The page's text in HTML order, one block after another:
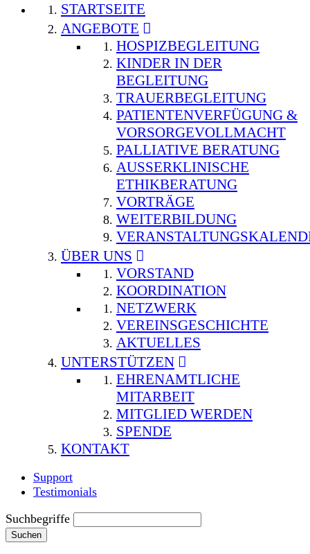
STARTSEITE
ANGEBOTE
HOSPIZBEGLEITUNG
KINDER IN DER
BEGLEITUNG
TRAUERBEGLEITUNG
PATIENTENVERFÜGUNG &
VORSORGEVOLLMACHT
PALLIATIVE BERATUNG
AUSSERKLINISCHE E
THIKBERATUNG
VORTRÄGE
WEITERBILDUNG
ÜBER UNS
VORSTAND
KOORDINATION
NETZWERK
VEREINSGESCHICHTE
AKTUELLES
UNTERSTÜTZEN
EHRENAMTLICHE
MITARBEIT
MITGLIED WERDEN
SPENDE
KONTAKT
Support
Testimonials
Suchbegriffe
Suchen